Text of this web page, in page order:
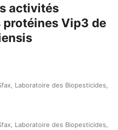
activités
Vip3 de
Laboratoire des Biopesticides,
Laboratoire des Biopesticides,